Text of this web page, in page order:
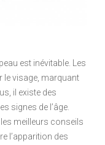
est inévitable. Les
le visage, marquant
il existe des
signes de l’âge.
meilleurs conseils
l’apparition des